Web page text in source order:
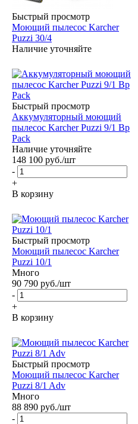
Быстрый просмотр
Моющий пылесос Karcher
Puzzi 30/4
Наличие уточняйте
Быстрый просмотр
Аккумуляторный моющий
пылесос Karcher Puzzi 9/1 Bp
Pack
Наличие уточняйте
148 100 руб./шт
-
+
В корзину
Быстрый просмотр
Моющий пылесос Karcher
Puzzi 10/1
Много
90 790 руб./шт
-
+
В корзину
Быстрый просмотр
Моющий пылесос Karcher
Puzzi 8/1 Adv
Много
88 890 руб./шт
-